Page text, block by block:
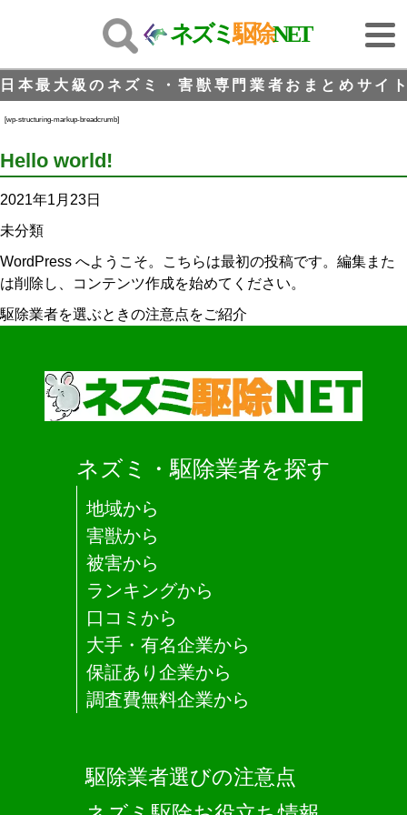
ネズミ駆除NET
日本最大級のネズミ・害獣専門業者おまとめサイト
[wp-structuring-markup-breadcrumb]
Hello world!
2021年1月23日
未分類
WordPress へようこそ。こちらは最初の投稿です。編集また
は削除し、コンテンツ作成を始めてください。
駆除業者を選ぶときの注意点をご紹介
ネズミ・駆除業者を探す
地域から
害獣から
被害から
ランキングから
口コミから
大手・有名企業から
保証あり企業から
調査費無料企業から
駆除業者選びの注意点